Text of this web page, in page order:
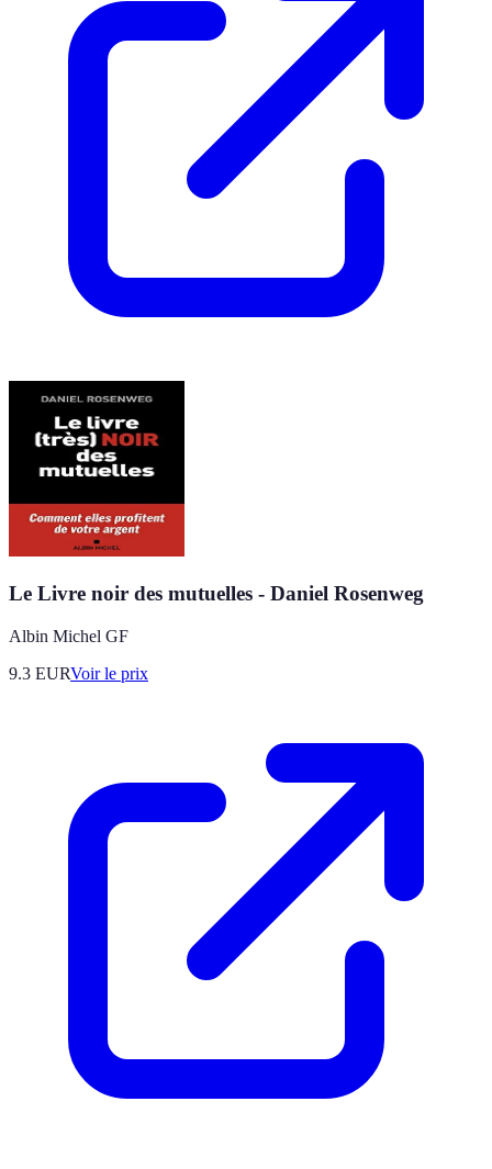
Le Livre noir des mutuelles - Daniel Rosenweg
Albin Michel GF
9.3 EURVoir le prix